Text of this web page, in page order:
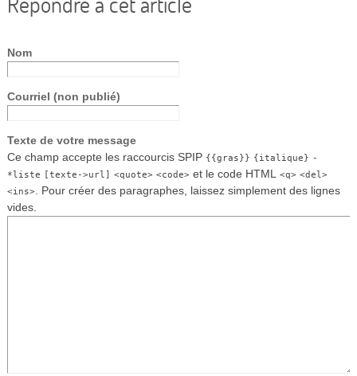
Nom
Courriel (non publié)
Texte de votre message
Ce champ accepte les raccourcis SPIP {{gras}} {italique} -
*liste [texte->url] <quote> <code>et le code HTML <q> <del>
<ins>. Pour créer des paragraphes, laissez simplement des lignes
vides.